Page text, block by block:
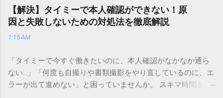
やすいのがメリットです。まずは、今抱えている悩みがどの
サービスで解決できるかを確認していきましょう。 1. 荷物の
るのが最も効率的です。現在の荷物がいったいどこにあるの
か、いつ届く予定なのかは、お手元の番号一つで判明しま
す。 伝票番号（お問い合わせ番号）を準備する : 送り状（伝
票）の控えに記載されている、数字の並びを確認してくださ
で、どのような場面でも堂々と立ち振る舞えるための「一本
締め」の作法を、基礎知識から具体的なセリフ例まで丁寧に
解説します。 一本締めとは？その本質と効果 一本締めは、単
に手を叩いて終わらせる作業ではありません。その時間、そ
て刻み込む伝統的な儀礼です。 一本締めがもたらすポジティ
ブな効果 一体感の創出 参加者全員が一斉に同じリズムを刻む
ことで、集団としての連帯感が生まれます。 心地よい終幕
【解決】タイミーで本人確認ができない！原
因と失敗しないための対処法を徹底解説
1:15 AM
「タイミーで今すぐ働きたいのに、本人確認がなかなか通ら
ない…」「何度も自撮りや書類撮影をやり直しているのに、エ
ラーが出て進めない」と困っていませんか。 スキマ時間を有